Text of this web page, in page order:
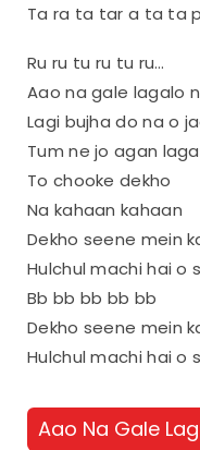
Ta ra ta tar a ta ta
Ru ru tu ru tu ru…
Aao na gale lagalo
Lagi bujha do na o
Tum ne jo agan
To chooke dekho
Na kahaan kahaan
Dekho seene mein
Hulchul machi hai o
Bb bb bb bb bb
Dekho seene mein
Hulchul machi hai o
Aao Na Gale